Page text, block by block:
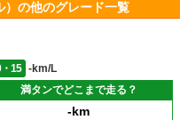
）の他のグレード一覧
15
-km/L
満タンでどこまで走る？
-km